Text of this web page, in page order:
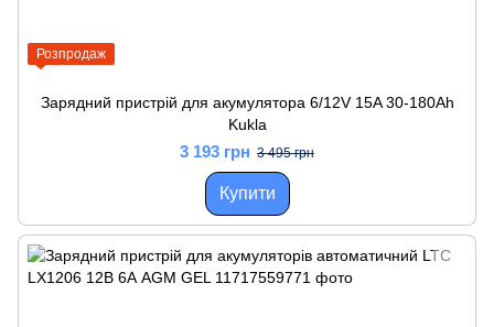
Розпродаж
Зарядний пристрій для акумулятора 6/12V 15A 30-180Ah
Kukla
3 193 грн 3 495 грн
Купити